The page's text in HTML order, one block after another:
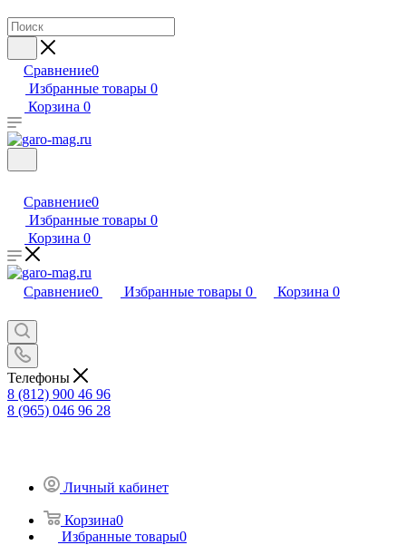
Сравнение0
Избранные товары 0
Корзина 0
Сравнение0
Избранные товары 0
Корзина 0
Сравнение0 Избранные товары 0 Корзина 0
Телефоны
8 (812) 900 46 96
8 (965) 046 96 28
Личный кабинет
Корзина0
Избранные товары0